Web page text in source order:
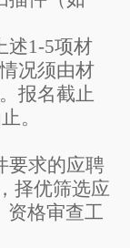
述1-5项材
况须由材
报名截止
。
要求的应聘
择优筛选应
资格审查工